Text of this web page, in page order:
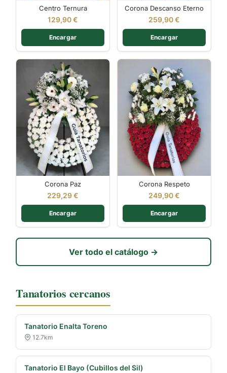
Centro Ternura
129,90€
Encargar
Corona Descanso Eterno
259,90€
Encargar
Corona Paz
229,29€
Encargar
Corona Respeto
249,90€
Encargar
Ver todo el catálogo →
Tanatorios cercanos
Tanatorio Enalta Toreno
12.7km
Tanatorio El Bayo (Cubillos del Sil)